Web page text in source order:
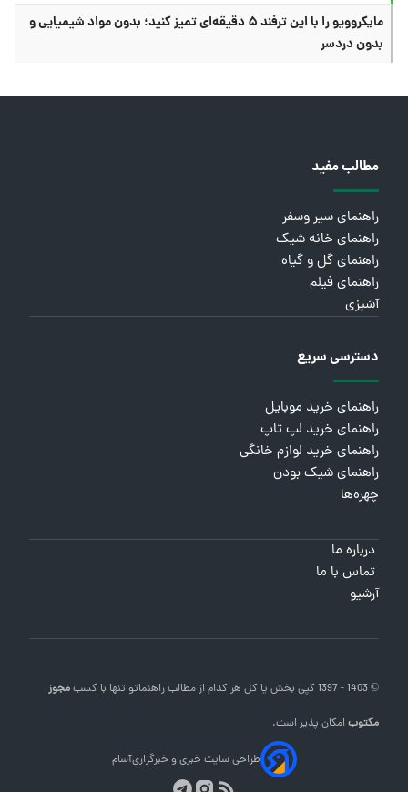
مایکروویو را با این ترفند ۵ دقیقه‌ای تمیز کنید؛ بدون مواد شیمیایی و
بدون دردسر
مطالب مفید
راهنمای سیر وسفر
راهنمای خانه شیک
راهنمای گل و گیاه
راهنمای فیلم
آشپزی
دسترسی سریع
راهنمای خرید موبایل
راهنمای خرید لپ تاپ
راهنمای خرید لوازم خانگی
راهنمای شیک بودن
چهره‌ها
درباره ما
تماس با ما
آرشیو
© 1403 - 1397 کپی بخش یا کل هر کدام از مطالب راهنماتو تنها با کسبمجوز
مکتوبامکان پذیر است.
طراحی سایت خبری و خبرگزاریآسام